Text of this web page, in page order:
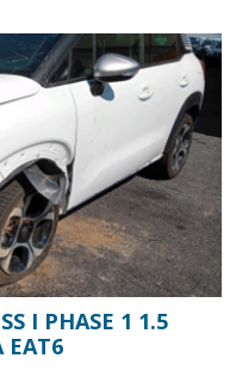
I PHASE 1 1.5
EAT6